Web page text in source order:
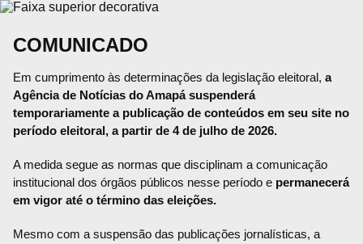
COMUNICADO
Em cumprimento às determinações da legislação eleitoral, a
Agência de Notícias do Amapá suspenderá
temporariamente a publicação de conteúdos em seu site no
período eleitoral, a partir de 4 de julho de 2026.
A medida segue as normas que disciplinam a comunicação
institucional dos órgãos públicos nesse período e permanecerá
em vigor até o término das eleições.
Mesmo com a suspensão das publicações jornalísticas, a